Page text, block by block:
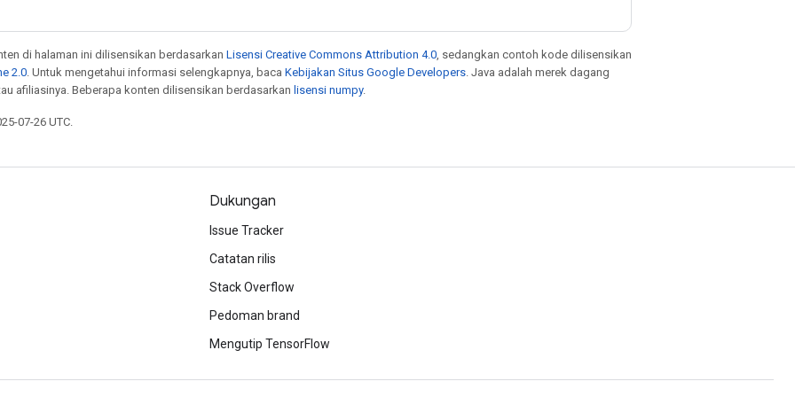
di halaman ini dilisensikan berdasarkan Lisensi Creative Commons Attribution 4.0 , sedangkan contoh kode dilisensikan
2.0 . Untuk mengetahui informasi selengkapnya, baca Kebijakan Situs Google Developers . Java adalah merek dagang
afiliasinya. Beberapa konten dilisensikan berdasarkan lisensi numpy.
07-26 UTC.
Dukungan
Issue Tracker
Catatan rilis
Stack Overflow
Pedoman brand
Mengutip TensorFlow